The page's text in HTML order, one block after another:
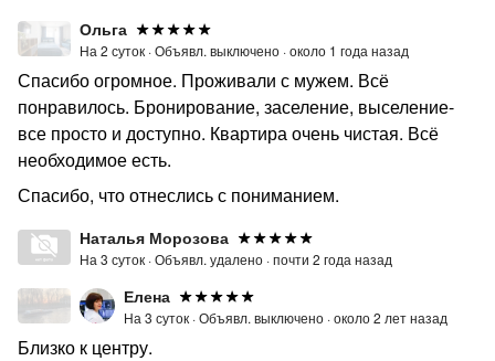
Ольга
На 2 суток ·Объявл. выключено ·около 1 года назад
Спасибо огромное. Проживали с мужем. Всё
понравилось. Бронирование, заселение, выселение-
все просто и доступно. Квартира очень чистая. Всё
необходимое есть.
Спасибо, что отнеслись с пониманием.
Наталья Морозова
На 3 суток ·Объявл. удалено ·почти 2 года назад
Елена
На 3 суток ·Объявл. выключено ·около 2 лет назад
Близко к центру.